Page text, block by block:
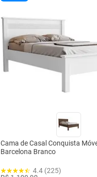
Cama de Casal Conquista
Barcelona Branco
4.4 (225)